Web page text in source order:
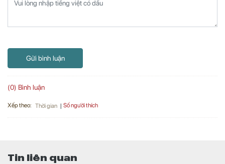
Gửi bình luận
(0) Bình luận
Xếp theo: Thời gian Số người thích
Tin liên quan